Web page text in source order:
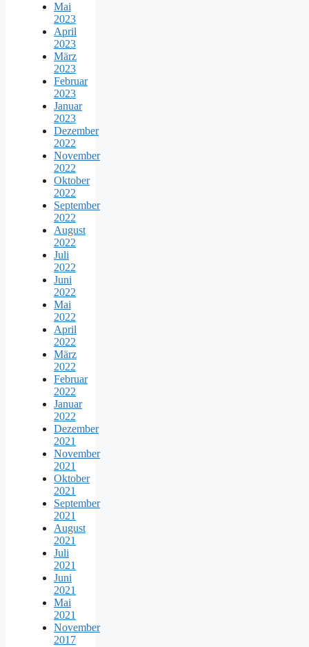
Mai
2023
April
2023
März
2023
Februar
2023
Januar
2023
Dezember
2022
November
2022
Oktober
2022
September
2022
August
2022
Juli
2022
Juni
2022
Mai
2022
April
2022
März
2022
Februar
2022
Januar
2022
Dezember
2021
November
2021
Oktober
2021
September
2021
August
2021
Juli
2021
Juni
2021
Mai
2021
November
2017